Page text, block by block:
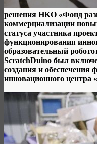
решения НКО «Фонд
коммерциализации
статуса участника
функционирования
образовательный
ScratchDuino был
создания и обеспечения
инновационного центра